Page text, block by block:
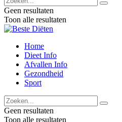
Geen resultaten
Toon alle resultaten
Home
Dieet Info
Afvallen Info
Gezondheid
Sport
Geen resultaten
Toon alle resultaten